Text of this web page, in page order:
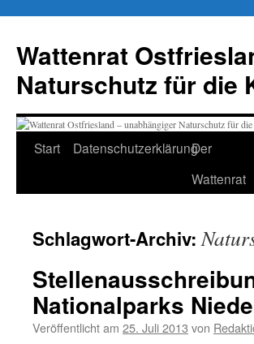
springen
Wattenrat
Naturschutz für die
Start DatenschutzerklärungDer
Wattenrat
Schlagwort-Archiv:
Nationalparks
Veröffentlicht am 25. Juli 2013 von